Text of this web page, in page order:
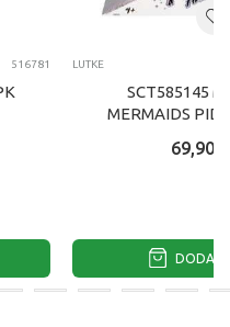
516781 LUTKE
SCT585145
MERMAIDS
69,90
DODAJ